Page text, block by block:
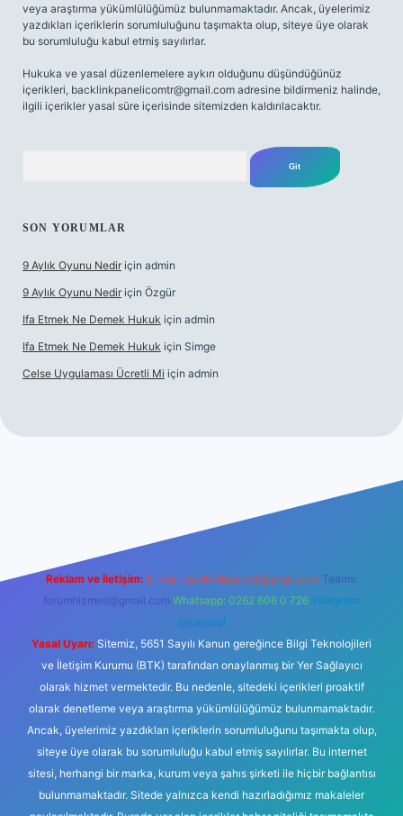
veya araştırma yükümlülüğümüz bulunmamaktadır. Ancak, üyelerimiz
yazdıkları içeriklerin sorumluluğunu taşımakta olup, siteye üye olarak
bu sorumluluğu kabul etmiş sayılırlar.
Hukuka ve yasal düzenlemelere aykırı olduğunu düşündüğünüz
içerikleri, backlinkpanelicomtr@gmail.com adresine bildirmeniz halinde,
ilgili içerikler yasal süre içerisinde sitemizden kaldırılacaktır.
SON YORUMLAR
9 Aylık Oyunu Nedir için admin
9 Aylık Oyunu Nedir için Özgür
Ifa Etmek Ne Demek Hukuk için admin
Ifa Etmek Ne Demek Hukuk için Simge
Celse Uygulaması Ücretli Mi için admin
Reklam ve İletişim: E-mail: backlinkpaneli@gmail.com Teams:
forumhizmeti@gmail.com Whatsapp: 0262 606 0 726 Telegram:
@karabul
Yasal Uyarı: Sitemiz, 5651 Sayılı Kanun gereğince Bilgi Teknolojileri
ve İletişim Kurumu (BTK) tarafından onaylanmış bir Yer Sağlayıcı
olarak hizmet vermektedir. Bu nedenle, sitedeki içerikleri proaktif
olarak denetleme veya araştırma yükümlülüğümüz bulunmamaktadır.
Ancak, üyelerimiz yazdıkları içeriklerin sorumluluğunu taşımakta olup,
siteye üye olarak bu sorumluluğu kabul etmiş sayılırlar. Bu internet
sitesi, herhangi bir marka, kurum veya şahıs şirketi ile hiçbir bağlantısı
bulunmamaktadır. Sitede yalnızca kendi hazırladığımız makaleler